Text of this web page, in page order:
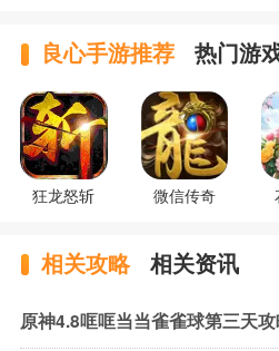
良心手游推荐 热门游
狂龙怒斩 微信传奇
相关攻略 相关资讯